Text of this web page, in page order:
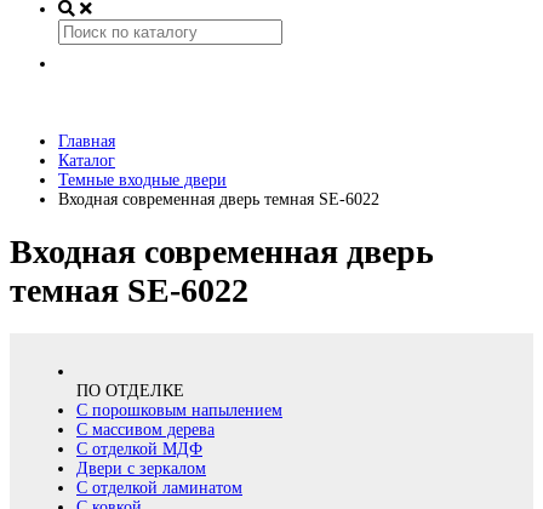
Главная
Каталог
Темные входные двери
Входная современная дверь темная SE-6022
Входная современная дверь
темная SE-6022
ПО ОТДЕЛКЕ
С порошковым напылением
С массивом дерева
С отделкой МДФ
Двери с зеркалом
С отделкой ламинатом